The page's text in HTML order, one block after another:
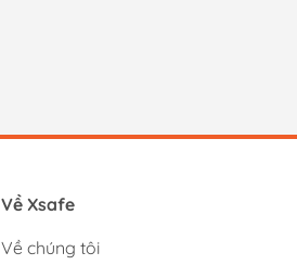
Về Xsafe
Về chúng tôi